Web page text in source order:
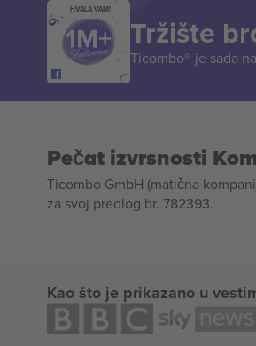
HVALA VAM!
Tržište
Ticombo® je sada
Pečat izvrsnosti
Ticombo GmbH (matična
za svoj predlog br. 782393.
Kao što je prikazano u